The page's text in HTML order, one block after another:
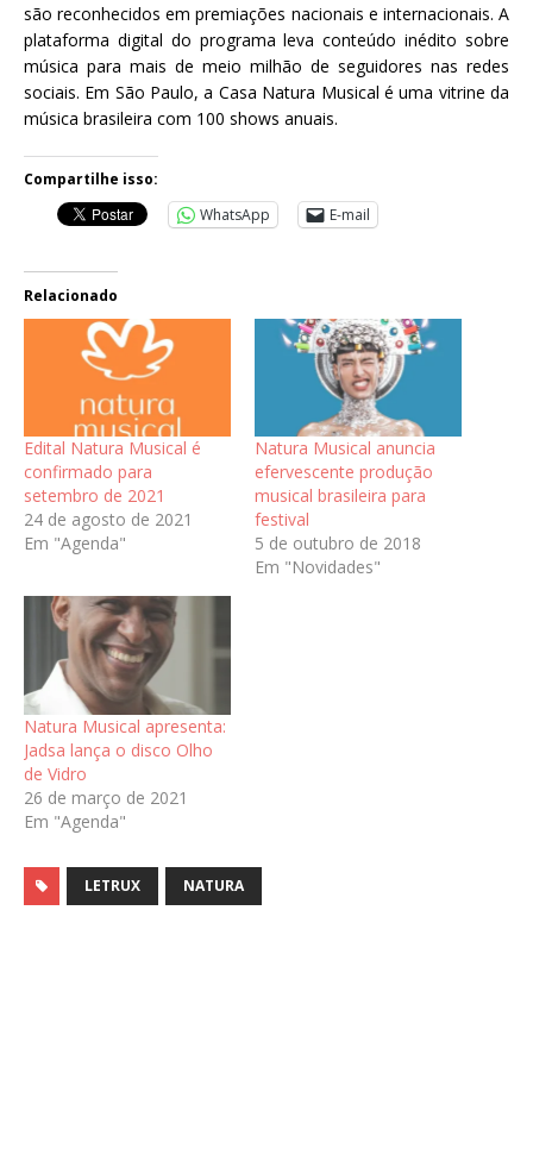
são reconhecidos em premiações nacionais e internacionais. A
plataforma digital do programa leva conteúdo inédito sobre
música para mais de meio milhão de seguidores nas redes
sociais. Em São Paulo, a Casa Natura Musical é uma vitrine da
música brasileira com 100 shows anuais.
Compartilhe isso:
WhatsApp
E-mail
Relacionado
Edital Natura Musical é
confirmado para
setembro de 2021
24 de agosto de 2021
Em "Agenda"
Natura Musical anuncia
efervescente produção
musical brasileira para
festival
5 de outubro de 2018
Em "Novidades"
Natura Musical apresenta:
Jadsa lança o disco Olho
de Vidro
26 de março de 2021
Em "Agenda"
LETRUX NATURA